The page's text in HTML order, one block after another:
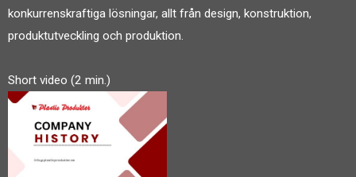
konkurrenskraftiga lösningar, allt från design, konstruktion,
produktutveckling och produktion.
Short video (2 min.)